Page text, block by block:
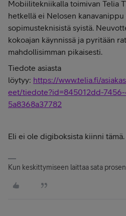
Mobiilitekniikalla toimivan Telia
hetkellä ei Nelosen kanavanippu
sopimusteknisistä syistä.
kokoajan käynnissä ja pyritään
mahdollisimman pikaisesti.
Tiedote asiasta
löytyy: https://www.telia.fi/
eet/tiedote?id=845012dd-
5a8368a37782
Eli ei ole digiboksista kiinni
Kun keskittymiseen laittaa sata